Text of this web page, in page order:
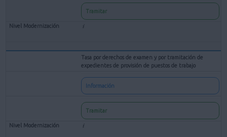
Tramitar
Tasa por derechos de examen y por tramitación de
expedientes de provisión de puestos de trabajo
Información
Tramitar